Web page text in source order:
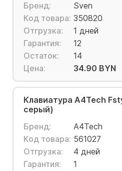
Бренд:
Sven
Код товара: 350820
Отгрузка:
1 дней
Гарантия:
12
Остаток:
14
Цена:
34.90 BYN
Клавиатура A4Tech
серый)
Бренд:
A4Tech
Код товара: 561027
Отгрузка:
4 дней
Гарантия:
1